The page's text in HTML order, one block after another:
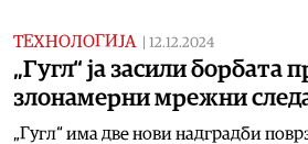
ТЕХНОЛОГИЈА 12.12.2024
„Гугл“ ја засили борбата
злонамерни мрежни
„Гугл“ има две нови надградби